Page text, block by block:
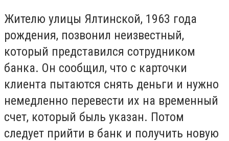
Жителю улицы Ялтинской, 1963 года
рождения, позвонил неизвестный,
который представился сотрудником
банка. Он сообщил, что с карточки
клиента пытаются снять деньги и нужно
немедленно перевести их на временный
счет, который быль указан. Потом
следует прийти в банк и получить новую